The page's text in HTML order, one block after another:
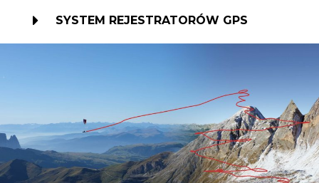
SYSTEM REJESTRATORÓW GPS